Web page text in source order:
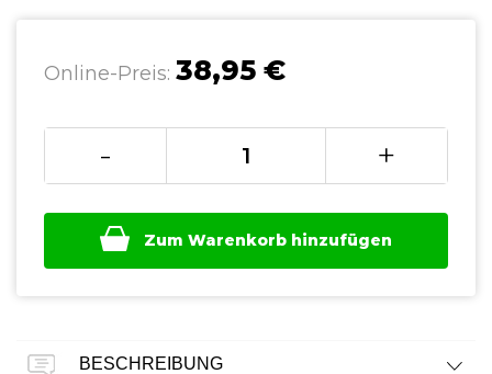
Online-Preis: 38,95 €
- +
Zum Warenkorb hinzufügen
BESCHREIBUNG